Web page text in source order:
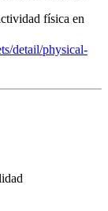
física en
detail/physical-